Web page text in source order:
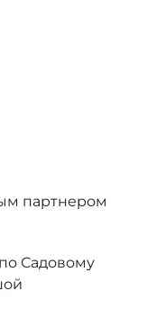
партнером
Садовому